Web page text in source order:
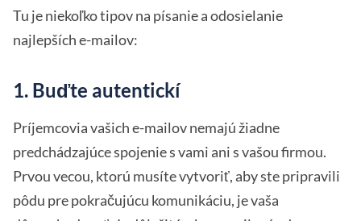
Tu je niekoľko tipov na písanie a odosielanie
najlepších e-mailov:
1. Buďte autentickí
Príjemcovia vašich e-mailov nemajú žiadne
predchádzajúce spojenie s vami ani s vašou firmou.
Prvou vecou, ktorú musíte vytvoriť, aby ste pripravili
pôdu pre pokračujúcu komunikáciu, je vaša